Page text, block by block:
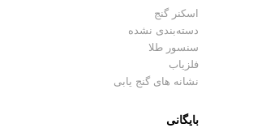
اسکنر گنج
دسته‌بندی نشده
سنسور طلا
فلزیاب
نشانه های گنج یابی
بایگانی